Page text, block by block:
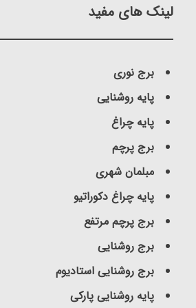
لینک های مفید
برج نوری
پایه روشنایی
پایه چراغ
برج پرچم
مبلمان شهری
پایه چراغ دکوراتیو
برج پرچم مرتفع
برج روشنایی
برج روشنایی استادیوم
پایه روشنایی پارکی